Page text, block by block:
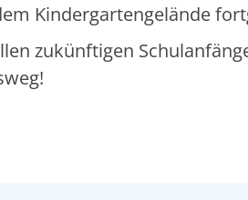
Kindergartengelände
zukünftigen